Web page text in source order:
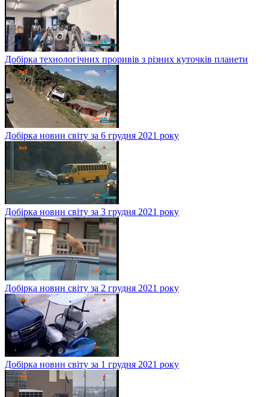
Добірка технологічних проривів з різних куточків планети
Добірка новин світу за 6 грудня 2021 року
Добірка новин світу за 3 грудня 2021 року
Добірка новин світу за 2 грудня 2021 року
Добірка новин світу за 1 грудня 2021 року